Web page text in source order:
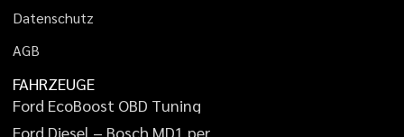
Datenschutz
AGB
FAHRZEUGE
Ford EcoBoost OBD Tuning
Ford Diesel – Bosch MD1 per